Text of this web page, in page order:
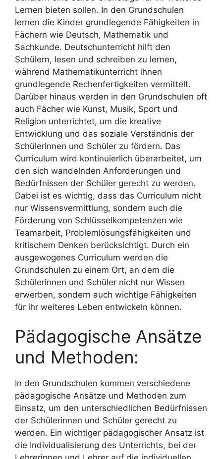
Lernen bieten sollen. In den Grundschulen
lernen die Kinder grundlegende Fähigkeiten in
Fächern wie Deutsch, Mathematik und
Sachkunde. Deutschunterricht hilft den
Schülern, lesen und schreiben zu lernen,
während Mathematikunterricht ihnen
grundlegende Rechenfertigkeiten vermittelt.
Darüber hinaus werden in den Grundschulen oft
auch Fächer wie Kunst, Musik, Sport und
Religion unterrichtet, um die kreative
Entwicklung und das soziale Verständnis der
Schülerinnen und Schüler zu fördern. Das
Curriculum wird kontinuierlich überarbeitet, um
den sich wandelnden Anforderungen und
Bedürfnissen der Schüler gerecht zu werden.
Dabei ist es wichtig, dass das Curriculum nicht
nur Wissensvermittlung, sondern auch die
Förderung von Schlüsselkompetenzen wie
Teamarbeit, Problemlösungsfähigkeiten und
kritischem Denken berücksichtigt. Durch ein
ausgewogenes Curriculum werden die
Grundschulen zu einem Ort, an dem die
Schülerinnen und Schüler nicht nur Wissen
erwerben, sondern auch wichtige Fähigkeiten
für ihr weiteres Leben entwickeln können.
Pädagogische Ansätze
und Methoden:
In den Grundschulen kommen verschiedene
pädagogische Ansätze und Methoden zum
Einsatz, um den unterschiedlichen Bedürfnissen
der Schülerinnen und Schüler gerecht zu
werden. Ein wichtiger pädagogischer Ansatz ist
die Individualisierung des Unterrichts, bei der